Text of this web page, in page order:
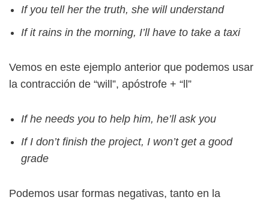
If you tell her the truth, she will understand
If it rains in the morning, I’ll have to take a taxi
Vemos en este ejemplo anterior que podemos usar
la contracción de “will”, apóstrofe + “ll”
If he needs you to help him, he’ll ask you
If I don’t finish the project, I won’t get a good
grade
Podemos usar formas negativas, tanto en la